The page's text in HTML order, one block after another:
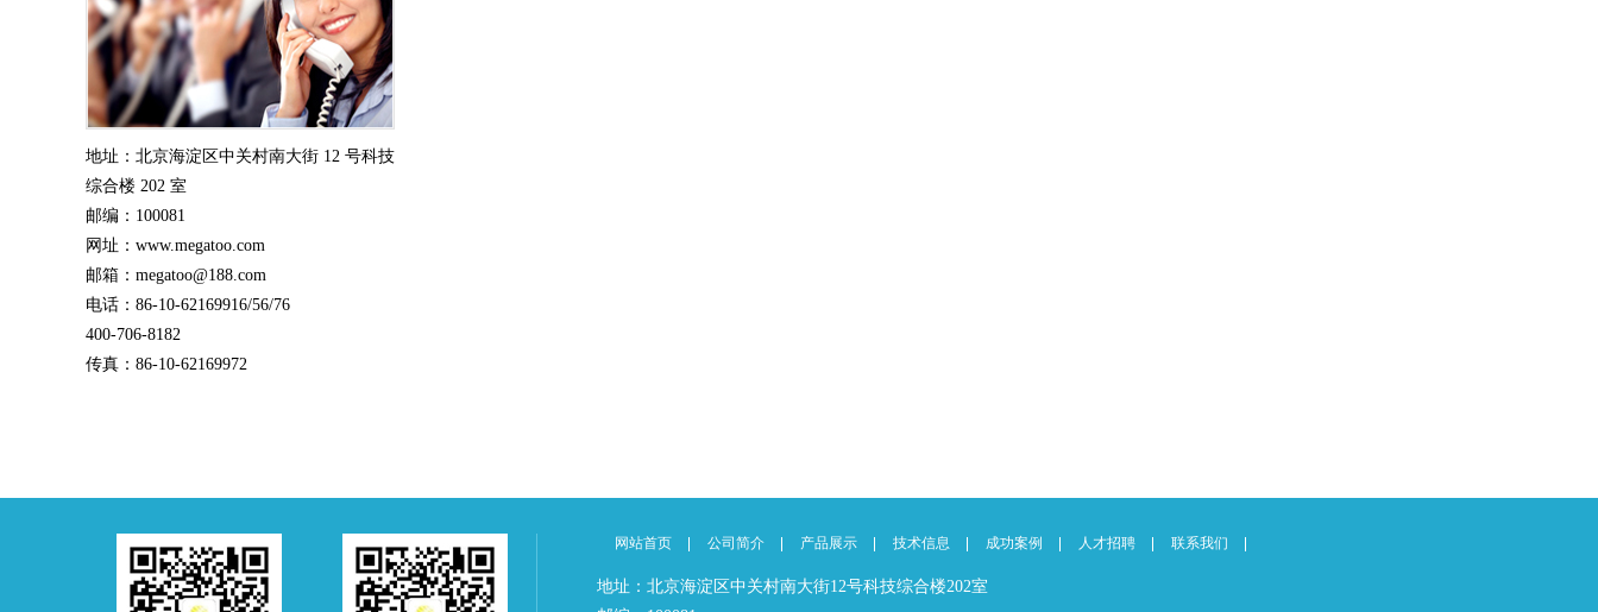
地址：北京海淀区中关村南大街 12 号科技
综合楼 202 室
邮编：100081
网址：www.megatoo.com
邮箱：megatoo@188.com
电话：86-10-62169916/56/76
400-706-8182
传真：86-10-62169972
网站首页 公司简介 产品展示 技术信息 成功案例 人才招聘 联系我们
地址：北京海淀区中关村南大街12号科技综合楼202室